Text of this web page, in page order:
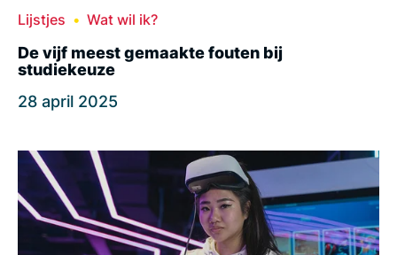
Lijstjes Wat wil ik?
De vijf meest gemaakte fouten bij
studiekeuze
28 april 2025